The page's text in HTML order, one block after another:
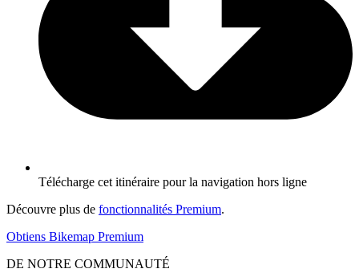
Télécharge cet itinéraire pour la navigation hors ligne
Découvre plus de fonctionnalités Premium.
Obtiens Bikemap Premium
DE NOTRE COMMUNAUTÉ